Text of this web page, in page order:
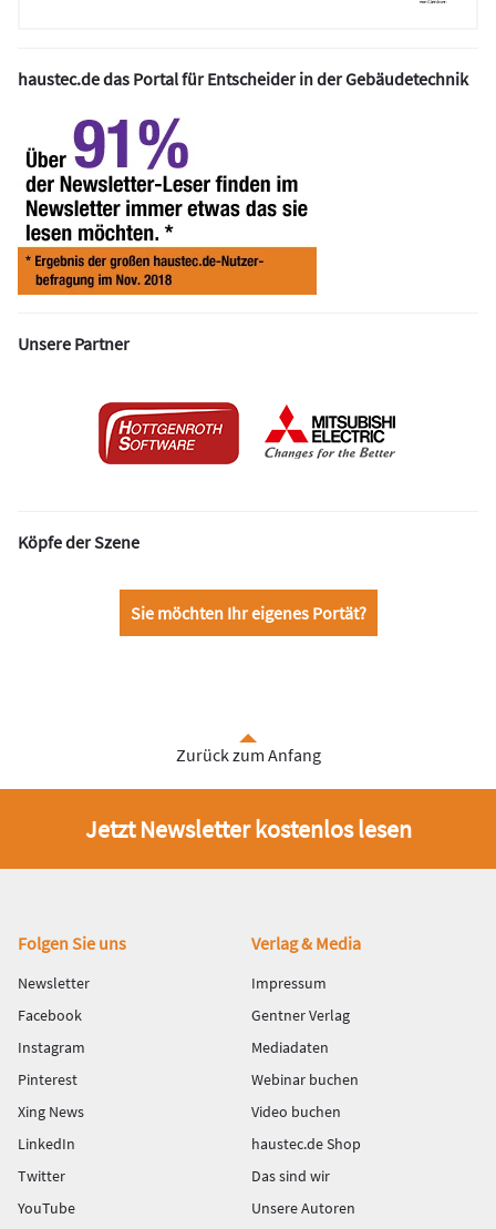
haustec.de das Portal für Entscheider in der Gebäudetechnik
Unsere Partner
Köpfe der Szene
Sie möchten Ihr eigenes Portät?
Zurück zum Anfang
Jetzt Newsletter kostenlos lesen
Fußbereich
Folgen Sie uns
Newsletter
Facebook
Instagram
Pinterest
Xing News
LinkedIn
Twitter
YouTube
Verlag & Media
Impressum
Gentner Verlag
Mediadaten
Webinar buchen
Video buchen
haustec.de Shop
Das sind wir
Unsere Autoren